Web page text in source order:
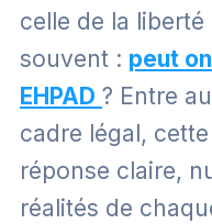
celle de la
souvent : peut
EHPAD ? Entre
cadre légal,
réponse claire,
réalités de